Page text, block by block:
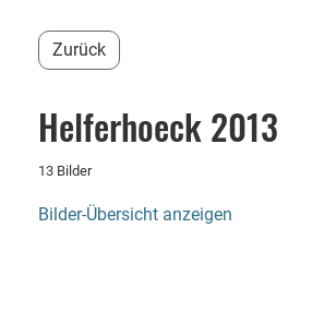
Zurück
Helferhoeck 2013
13 Bilder
Bilder-Übersicht anzeigen